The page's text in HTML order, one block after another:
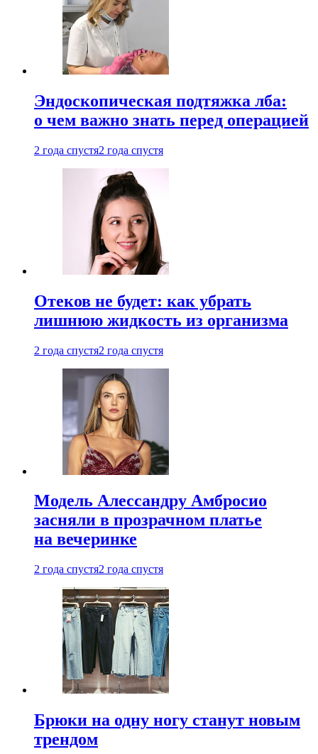
Эндоскопическая подтяжка лба:
о чем важно знать перед операцией
2 года спустя2 года спустя
Отеков не будет: как убрать
лишнюю жидкость из организма
2 года спустя2 года спустя
Модель Алессандру Амбросио
засняли в прозрачном платье
на вечеринке
2 года спустя2 года спустя
Брюки на одну ногу станут новым
трендом